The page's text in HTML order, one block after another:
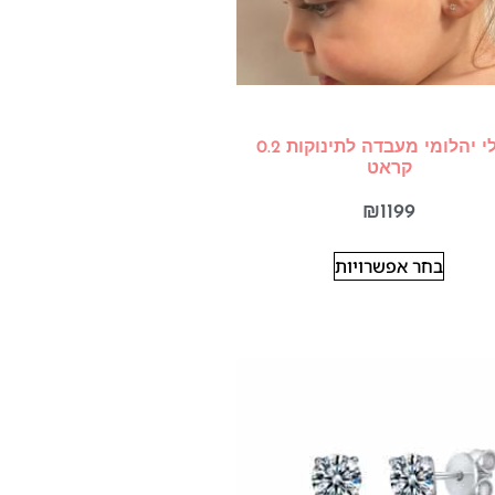
עגילי יהלומי מעבדה לתינוקות 0.2
קראט
₪1199
בחר אפשרויות